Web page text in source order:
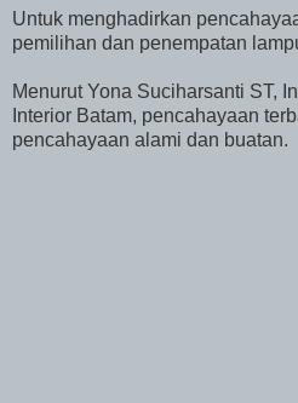
Untuk menghadirkan
pemilihan dan penempatan
Menurut Yona Suciharsanti ST,
Interior Batam, pencahayaan
pencahayaan alami dan buatan.